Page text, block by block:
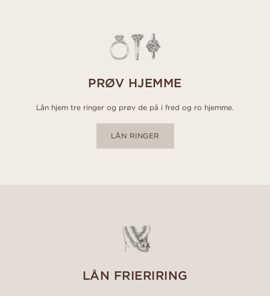
PRØV HJEMME
Lån hjem tre ringer og prøv de på i fred og ro hjemme.
LÅN RINGER
LÅN FRIERIRING